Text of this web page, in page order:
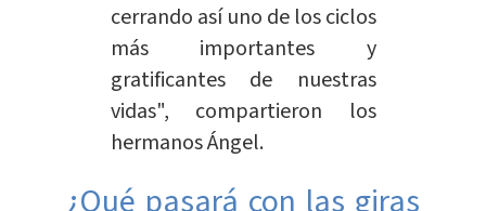
cerrando así uno de los ciclos
más importantes y
gratificantes de nuestras
vidas", compartieron los
hermanos Ángel.
¿Qué pasará con las giras